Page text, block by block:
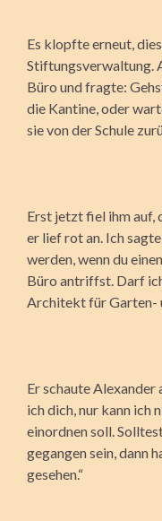
Es klopfte erneut,
Stiftungsverwaltung.
Büro und fragte:
die Kantine, oder
sie von der Schule
Erst jetzt fiel ihm auf,
er lief rot an. Ich
werden, wenn du
Büro antriffst. Darf
Architekt für Garten-
Er schaute Alexander
ich dich, nur kann ich
einordnen soll.
gegangen sein, dann
gesehen.“